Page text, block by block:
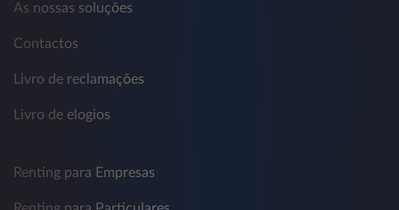
As nossas soluções
Contactos
Livro de reclamações
Livro de elogios
Renting para Empresas